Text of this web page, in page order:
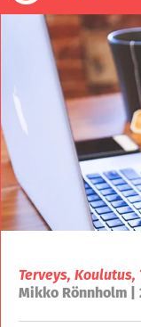
Terveys, Koulutus,
Mikko Rönnholm |